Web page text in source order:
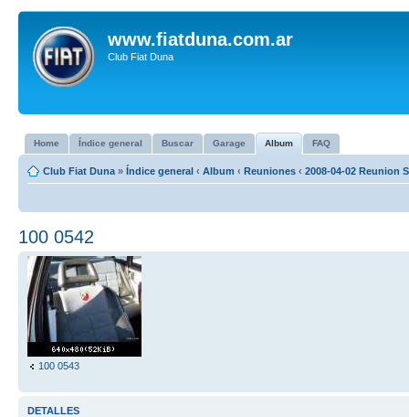
www.fiatduna.com.ar
Club Fiat Duna
Home Índice general Buscar Garage Album FAQ
Club Fiat Duna » Índice general ‹ Album ‹ Reuniones ‹ 2008-04-02 Reunion
100 0542
100 0543
DETALLES